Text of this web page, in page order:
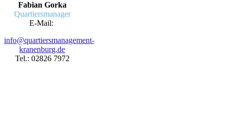
Fabian Gorka
Quartiersmanager
E-Mail:
info@quartiersmanagement-
kranenburg.de
Tel.: 02826 7972